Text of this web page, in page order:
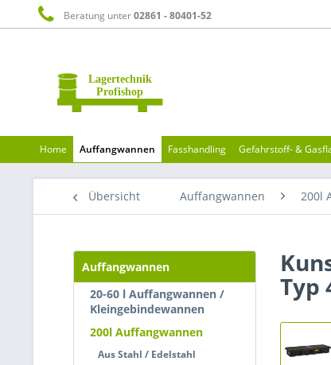
Beratung unter02861 - 80401-52
Home Auffangwannen Fasshandling Gefahrstoff- &
Übersicht Auffangwannen 200l
Auffangwannen
20-60 l Auffangwannen /
Kleingebindewannen
200l Auffangwannen
Aus Stahl / Edelstahl
Typ